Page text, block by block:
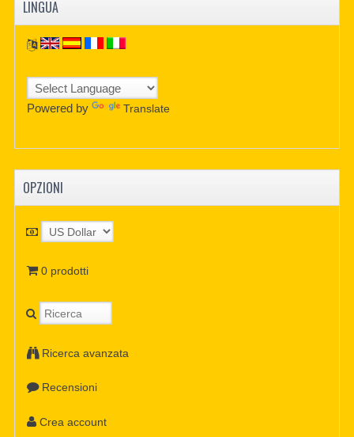
LINGUA
Powered by Translate
OPZIONI
0 prodotti
Ricerca avanzata
Recensioni
Crea account